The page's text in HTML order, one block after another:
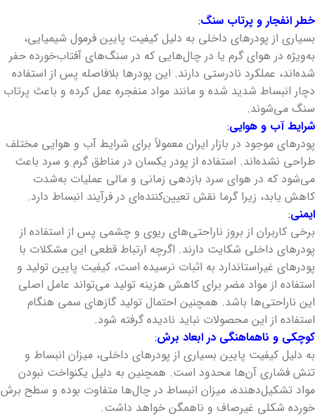
خطر انفجار و پرتاب سنگ:
بسیاری از پودرهای داخلی به دلیل کیفیت پایین فرمول شیمیایی،
به‌ویژه در هوای گرم یا در چال‌هایی که در سنگ‌های آفتاب‌خورده حفر
شده‌اند، عملکرد نادرستی دارند. این پودرها بلافاصله پس از استفاده
دچار انبساط شدید شده و مانند مواد منفجره عمل کرده و باعث پرتاب
سنگ می‌شوند.
شرایط آب و هوایی:
پودرهای موجود در بازار ایران معمولاً برای شرایط آب و هوایی مختلف
طراحی نشده‌اند. استفاده از پودر یکسان در مناطق گرم و سرد باعث
می‌شود که در هوای سرد بازدهی زمانی و مالی عملیات به‌شدت
کاهش یابد، زیرا گرما نقش تعیین‌کننده‌ای در فرآیند انبساط دارد.
ایمنی:
برخی کاربران از بروز ناراحتی‌های ریوی و چشمی پس از استفاده از
پودرهای داخلی شکایت دارند. اگرچه ارتباط قطعی این مشکلات با
پودرهای غیراستاندارد به اثبات نرسیده است، کیفیت پایین تولید و
استفاده از مواد مضر برای کاهش هزینه تولید می‌تواند عامل اصلی
این ناراحتی‌ها باشد. همچنین احتمال تولید گازهای سمی هنگام
استفاده از این محصولات نباید نادیده گرفته شود.
کوچکی و ناهماهنگی در ابعاد برش:
به دلیل کیفیت پایین بسیاری از پودرهای داخلی، میزان انبساط و
تنش فشاری آن‌ها محدود است. همچنین به دلیل یکنواخت نبودن
مواد تشکیل‌دهنده، میزان انبساط در چال‌ها متفاوت بوده و سطح برش
خورده شکلی غیرصاف و ناهمگن خواهد داشت.